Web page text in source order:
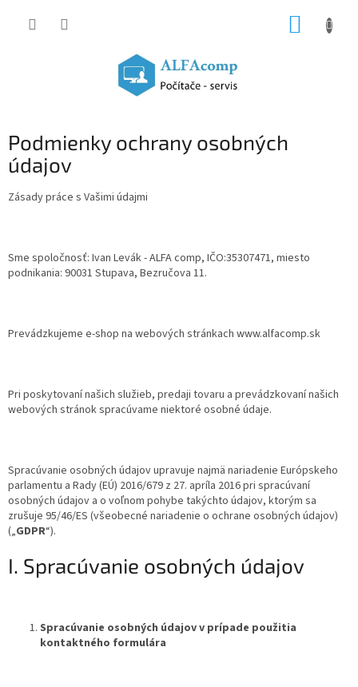
Podmienky ochrany osobných
údajov
Zásady práce s Vašimi údajmi
Sme spoločnosť: Ivan Levák - ALFA comp, IČO:35307471, miesto
podnikania: 90031 Stupava, Bezručova 11.
Prevádzkujeme e-shop na webových stránkach www.alfacomp.sk
Pri poskytovaní našich služieb, predaji tovaru a prevádzkovaní našich
webových stránok spracúvame niektoré osobné údaje.
Spracúvanie osobných údajov upravuje najmä nariadenie Európskeho
parlamentu a Rady (EÚ) 2016/679 z 27. apríla 2016 pri spracúvaní
osobných údajov a o voľnom pohybe takýchto údajov, ktorým sa
zrušuje 95/46/ES (všeobecné nariadenie o ochrane osobných údajov)
(„GDPR“).
I. Spracúvanie osobných údajov
Spracúvanie osobných údajov v prípade použitia
kontaktného formulára